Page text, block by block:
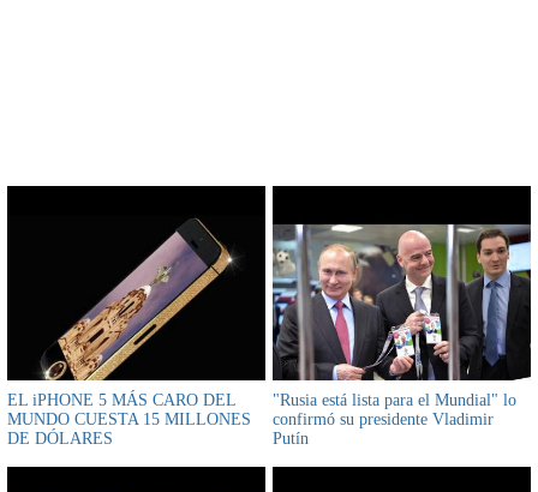
EL iPHONE 5 MÁS CARO DEL
MUNDO CUESTA 15 MILLONES
DE DÓLARES
"Rusia está lista para el Mundial" lo
confirmó su presidente Vladimir
Putín